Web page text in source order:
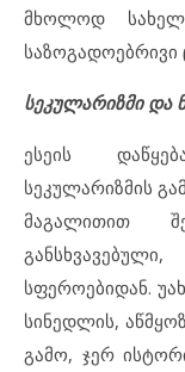
მხოლოდ
საზოგადოებრივი
სეკულარიზმი და
ესეის
სეკულარიზმის
მაგალითით
სფეროებიდან.
სინედლის,
გამო, ჯერ